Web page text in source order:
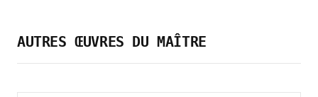
AUTRES ŒUVRES DU MAÎTRE